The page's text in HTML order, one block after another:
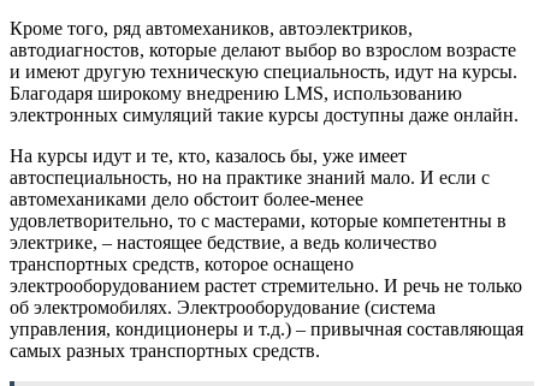
Кроме того, ряд автомехаников, автоэлектриков,
автодиагностов, которые делают выбор во взрослом возрасте
и имеют другую техническую специальность, идут на курсы.
Благодаря широкому внедрению LMS, использованию
электронных симуляций такие курсы доступны даже онлайн.
На курсы идут и те, кто, казалось бы, уже имеет
автоспециальность, но на практике знаний мало. И если с
автомеханиками дело обстоит более-менее
удовлетворительно, то с мастерами, которые компетентны в
электрике, – настоящее бедствие, а ведь количество
транспортных средств, которое оснащено
электрооборудованием растет стремительно. И речь не только
об электромобилях. Электрооборудование (система
управления, кондиционеры и т.д.) – привычная составляющая
самых разных транспортных средств.